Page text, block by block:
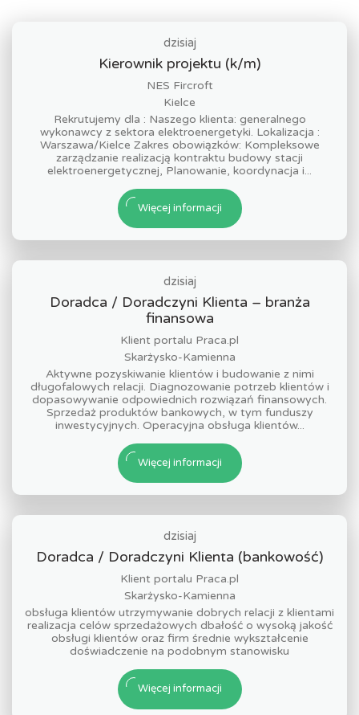
dzisiaj
Kierownik projektu (k/m)
NES Fircroft
Kielce
Rekrutujemy dla : Naszego klienta: generalnego
wykonawcy z sektora elektroenergetyki. Lokalizacja :
Warszawa/Kielce Zakres obowiązków: Kompleksowe
zarządzanie realizacją kontraktu budowy stacji
elektroenergetycznej, Planowanie, koordynacja i...
Więcej informacji
dzisiaj
Doradca / Doradczyni Klienta – branża
finansowa
Klient portalu Praca.pl
Skarżysko-Kamienna
Aktywne pozyskiwanie klientów i budowanie z nimi
długofalowych relacji. Diagnozowanie potrzeb klientów i
dopasowywanie odpowiednich rozwiązań finansowych.
Sprzedaż produktów bankowych, w tym funduszy
inwestycyjnych. Operacyjna obsługa klientów...
Więcej informacji
dzisiaj
Doradca / Doradczyni Klienta (bankowość)
Klient portalu Praca.pl
Skarżysko-Kamienna
obsługa klientów utrzymywanie dobrych relacji z klientami
realizacja celów sprzedażowych dbałość o wysoką jakość
obsługi klientów oraz firm średnie wykształcenie
doświadczenie na podobnym stanowisku
Więcej informacji